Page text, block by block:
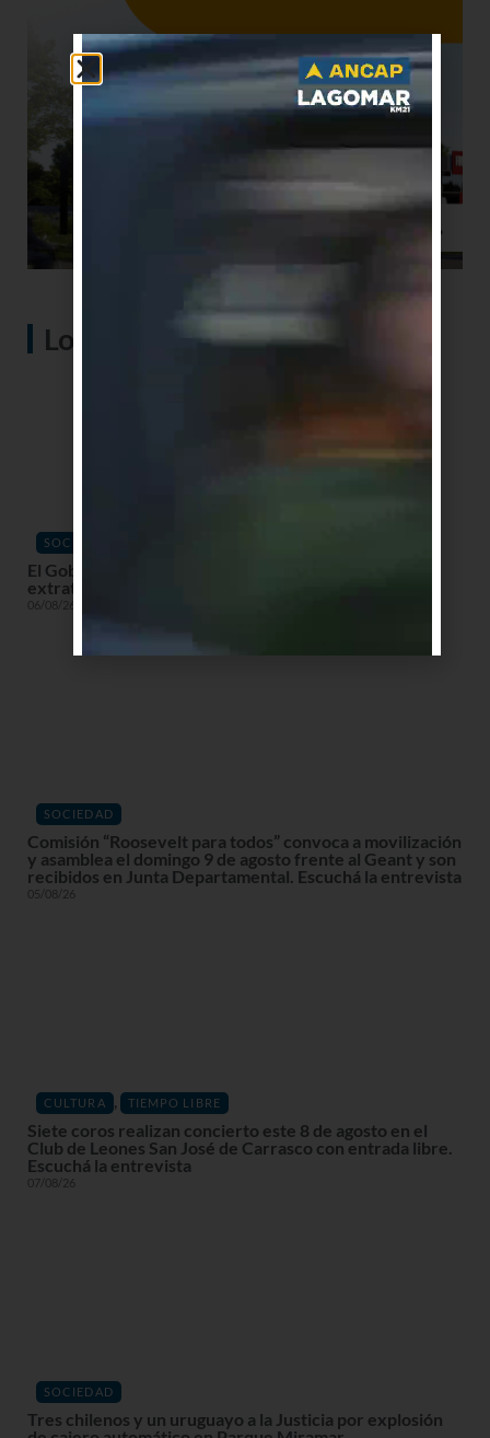
Lo más visto
SOCIEDAD
El Gobierno declara alerta roja en la costa por ciclón
extratropical con vientos de hasta 120 km/h
06/08/26
SOCIEDAD
Comisión “Roosevelt para todos” convoca a movilización
y asamblea el domingo 9 de agosto frente al Geant y son
recibidos en Junta Departamental. Escuchá la entrevista
05/08/26
CULTURA , TIEMPO LIBRE
Siete coros realizan concierto este 8 de agosto en el
Club de Leones San José de Carrasco con entrada libre.
Escuchá la entrevista
07/08/26
SOCIEDAD
Tres chilenos y un uruguayo a la Justicia por explosión